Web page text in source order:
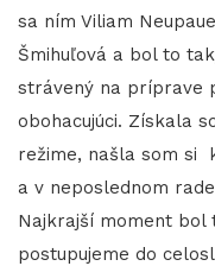
sa ním Viliam
Šmihuľová a bol to
strávený na príprave
obohacujúci. Získala
režime, našla som si
a v neposlednom
Najkrajší moment bol
postupujeme do